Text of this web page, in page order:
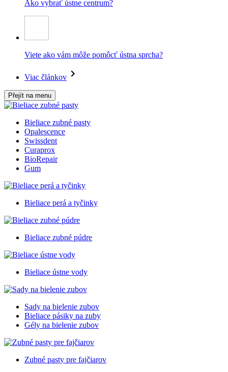
Ako vybrať ústne centrum?
Viete ako vám môže pomôcť ústna sprcha?
Viac článkov
Přejít na menu
Bieliace zubné pasty
Opalescence
Swissdent
Curaprox
BioRepair
Gum
Bieliace perá a tyčinky
Bieliace zubné púdre
Bieliace ústne vody
Sady na bielenie zubov
Bieliace pásiky na zuby
Gély na bielenie zubov
Zubné pasty pre fajčiarov